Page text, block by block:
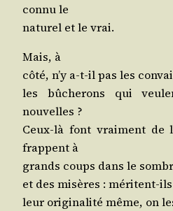
connu le
natu­rel et le vrai.
Mais, à
côté, n’y a‑t-il pas les
les bûche­rons qui
nouvelles ?
Ceux-là font vrai­ment de
frappent à
grands coups dans le
et des misères : méritent-ils
leur ori­gi­na­li­té même, on